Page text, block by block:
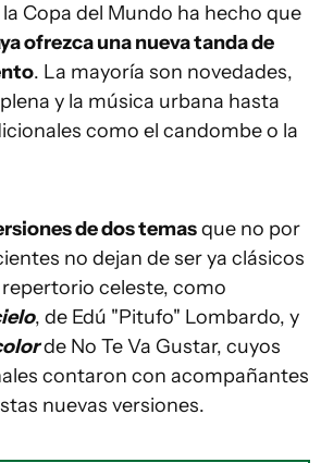
Copa del Mundo ha hecho que
ofrezca una nueva tanda de
. La mayoría son novedades,
y la música urbana hasta
como el candombe o la
de dos temasque no por
no dejan de ser ya clásicos
celeste, como
, de Edú "Pitufo" Lombardo, y
de No Te Va Gustar, cuyos
contaron con acompañantes
nuevas versiones.